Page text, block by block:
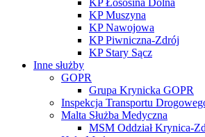
KP Łososina Dolna
KP Muszyna
KP Nawojowa
KP Piwniczna-Zdrój
KP Stary Sącz
Inne służby
GOPR
Grupa Krynicka GOPR
Inspekcja Transportu
Malta Służba Medyczna
MSM Oddział Krynica-